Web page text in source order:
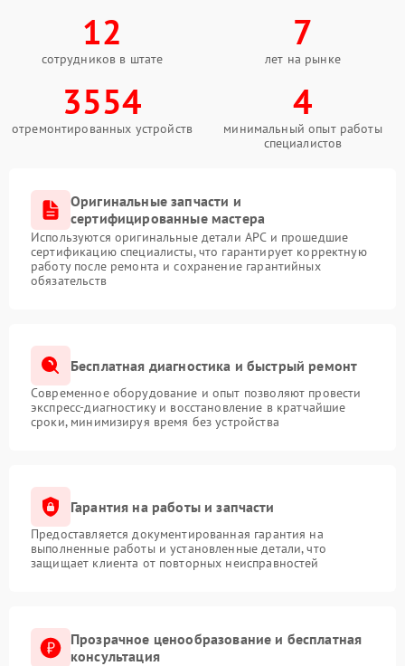
12
сотрудников в штате
7
лет на рынке
3554
отремонтированных устройств
4
минимальный опыт работы
специалистов
Оригинальные запчасти и
сертифицированные мастера
Используются оригинальные детали APC и прошедшие
сертификацию специалисты, что гарантирует корректную
работу после ремонта и сохранение гарантийных
обязательств
Бесплатная диагностика и быстрый ремонт
Современное оборудование и опыт позволяют провести
экспресс-диагностику и восстановление в кратчайшие
сроки, минимизируя время без устройства
Гарантия на работы и запчасти
Предоставляется документированная гарантия на
выполненные работы и установленные детали, что
защищает клиента от повторных неисправностей
Прозрачное ценообразование и бесплатная
консультация